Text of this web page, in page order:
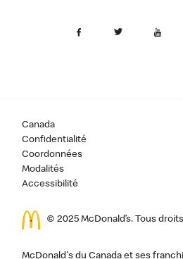
Canada
Confidentialité
Coordonnées
Modalités
Accessibilité
© 2025 McDonald’s. Tous
McDonald's du Canada et ses